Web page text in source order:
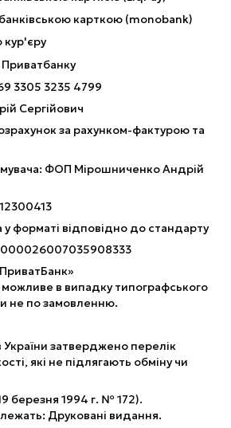
карткою (monobank)
кур'єру
3305 3235 4799
Сергійович
за рахунком-фактурою та
ФОП Мірошниченко Андрій
у форматі відповідно до стандарту
в випадку типографського
не по замовленню.
України затверджено перелік
які не підлягають обміну чи
березня 1994 г. № 172).
Друковані видання.